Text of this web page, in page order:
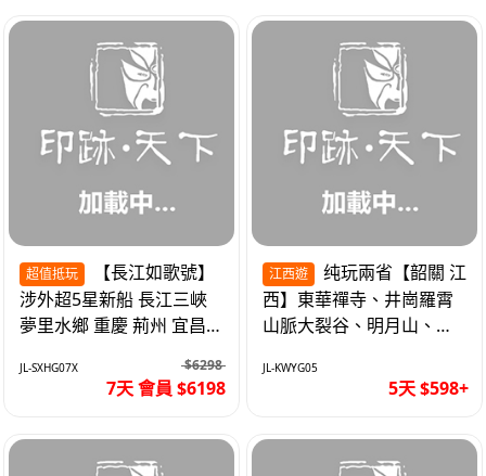
超值抵玩
涉外超5星新船 長江三峽
夢里水鄉 重慶 荊州 宜昌
JL-SXHG07X $6298
7天 會員 $6198
江西遊
西】東華禪寺、井崗羅霄
山脈大裂谷、明月山、仙
JL-KWYG05
5天 $598+